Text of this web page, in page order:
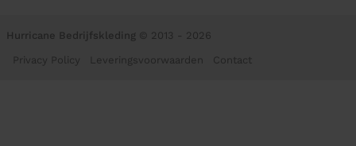
Hurricane Bedrijfskleding © 2013 - 2026
Privacy Policy Leveringsvoorwaarden Contact